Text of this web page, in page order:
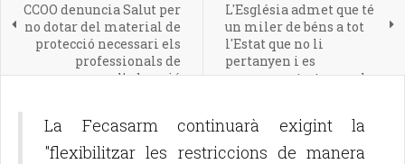
CCOO denuncia Salut per
no dotar del material de
protecció necessari els
professionals de
l'educació
L'Església admet que té
un miler de béns a tot
l'Estat que no li
pertanyen i es
compromet a tornar-los
La Fecasarm continuarà exigint la
"flexibilitzar les restriccions de manera